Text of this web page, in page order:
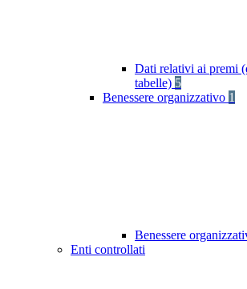
Dati relativi ai premi
tabelle) 5
Benessere organizzativo 1
Benessere
Enti controllati